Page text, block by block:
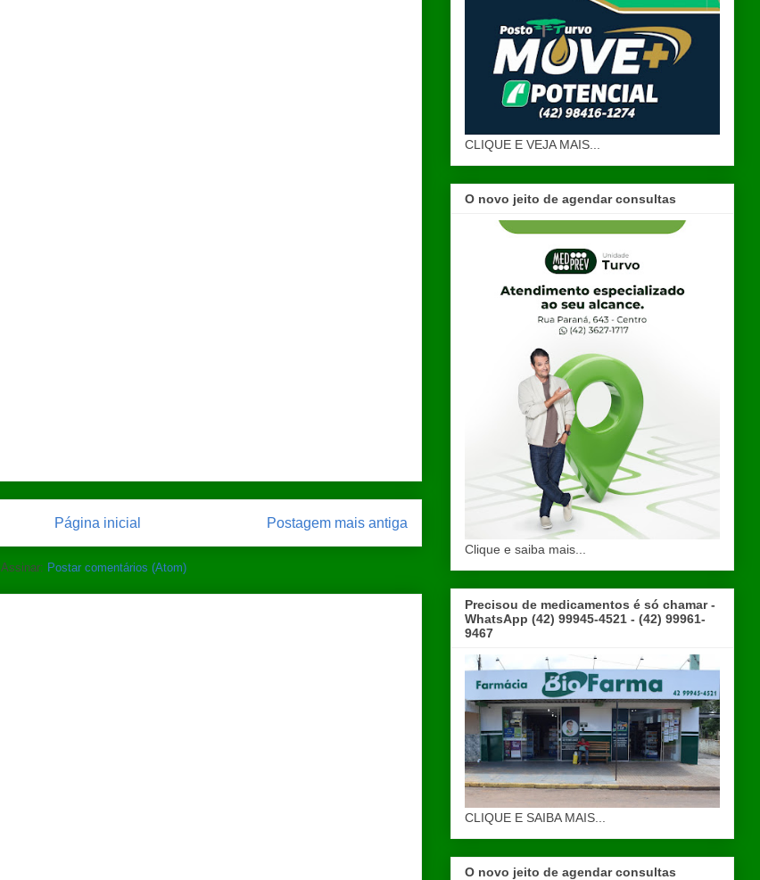
Postagem mais antiga
Página inicial
Assinar: Postar comentários (Atom)
CLIQUE E VEJA MAIS...
O novo jeito de agendar consultas
Clique e saiba mais...
Precisou de medicamentos é só chamar -
WhatsApp (42) 99945-4521 - (42) 99961-
9467
CLIQUE E SAIBA MAIS...
O novo jeito de agendar consultas